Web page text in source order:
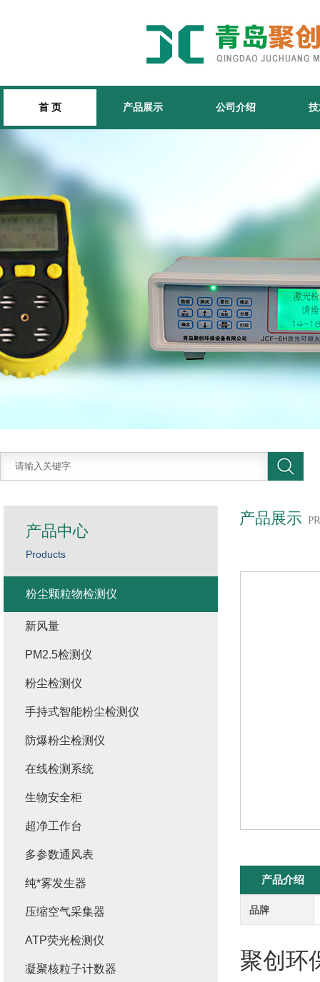
首 页 产品展示 公司介绍
产品展示
产品介绍
品牌
聚创 环
产品中心
Products
粉尘颗粒物检测仪
新风量
PM2.5检测仪
粉尘检测仪
手持式智能粉尘检测仪
防爆粉尘检测仪
在线检测系统
生物安全柜
超净工作台
多参数通风表
纯*雾发生器
压缩空气采集器
ATP荧光检测仪
凝聚核粒子计数器